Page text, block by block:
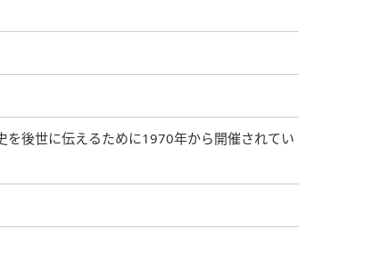
を後世に伝えるために1970年から開催されてい